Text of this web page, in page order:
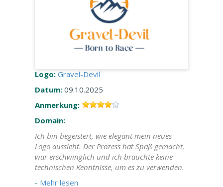
Logo: Gravel-Devil
Datum: 09.10.2025
Anmerkung:
Domain:
Ich bin begeistert, wie elegant mein neues
Logo aussieht. Der Prozess hat Spaß gemacht,
war erschwinglich und ich brauchte keine
technischen Kenntnisse, um es zu verwenden.
- Mehr lesen